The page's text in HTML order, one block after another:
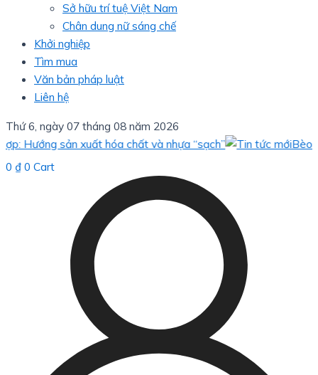
Sở hữu trí tuệ Việt Nam
Chân dung nữ sáng chế
Khởi nghiệp
Tìm mua
Văn bản pháp luật
Liên hệ
Thứ 6, ngày 07 tháng 08 năm 2026
sản xuất hóa chất và nhựa “sạch”
Bèo hoa
0 ₫ 0 Cart